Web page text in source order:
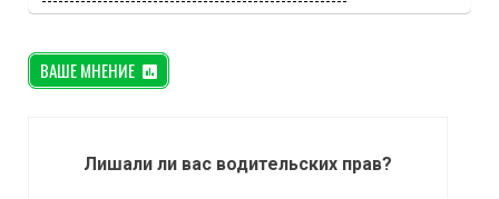
ВАШЕ МНЕНИЕ
Лишали ли вас водительских прав?